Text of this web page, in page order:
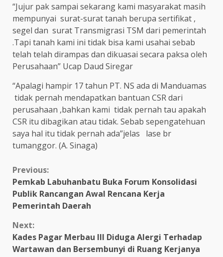
“Jujur pak sampai sekarang kami masyarakat masih
mempunyai surat-surat tanah berupa sertifikat ,
segel dan surat Transmigrasi TSM dari pemerintah
.Tapi tanah kami ini tidak bisa kami usahai sebab
telah telah dirampas dan dikuasai secara paksa oleh
Perusahaan” Ucap Daud Siregar
“Apalagi hampir 17 tahun PT. NS ada di Manduamas
tidak pernah mendapatkan bantuan CSR dari
perusahaan ,bahkan kami tidak pernah tau apakah
CSR itu dibagikan atau tidak. Sebab sepengatehuan
saya hal itu tidak pernah ada”jelas lase br
tumanggor. (A. Sinaga)
Continue
Reading
Previous:
Pemkab Labuhanbatu Buka Forum Konsolidasi
Publik Rancangan Awal Rencana Kerja
Pemerintah Daerah
Next:
Kades Pagar Merbau lll Diduga Alergi Terhadap
Wartawan dan Bersembunyi di Ruang Kerjanya